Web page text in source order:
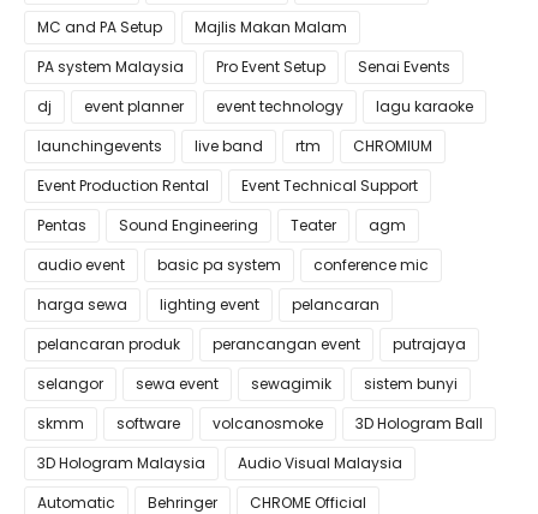
MC and PA Setup
Majlis Makan Malam
PA system Malaysia
Pro Event Setup
Senai Events
dj
event planner event technology
lagu karaoke
launchingevents
live band rtm
CHROMIUM
Event Production Rental
Event Technical Support
Pentas
Sound Engineering Teater
agm
audio event
basic pa system
conference mic
harga sewa
lighting event
pelancaran
pelancaran produk
perancangan event
putrajaya
selangor
sewa event sewagimik
sistem bunyi
skmm
software volcanosmoke
3D Hologram Ball
3D Hologram Malaysia
Audio Visual Malaysia
Automatic
Behringer
CHROME Official